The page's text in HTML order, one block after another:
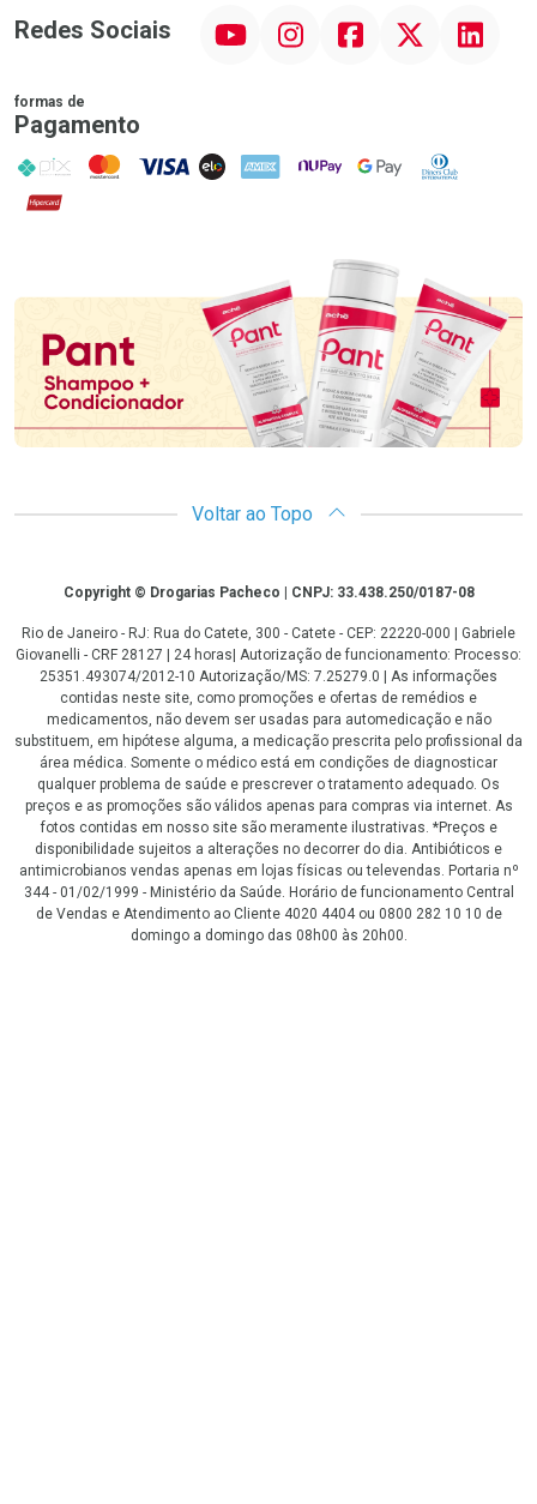
Redes Sociais InstagramFacebookTwitter Linkedin
formas de
Pagamento
PIX MasterCard
VISA ELO AMEX NuPay Google PayDiners Club
Hipercard
Promoção em Destaque
Voltar ao Topo
CopyrightCopyright © Drogarias Pacheco | CNPJ: 33.438.250/0187-08
Rio de Janeiro - RJ: Rua do Catete, 300 - Catete - CEP: 22220-000 | Gabriele
Giovanelli - CRF 28127 | 24 horas| Autorização de funcionamento: Processo:
25351.493074/2012-10 Autorização/MS: 7.25279.0 | As informações
contidas neste site, como promoções e ofertas de remédios e
medicamentos, não devem ser usadas para automedicação e não
substituem, em hipótese alguma, a medicação prescrita pelo profissional da
área médica. Somente o médico está em condições de diagnosticar
qualquer problema de saúde e prescrever o tratamento adequado. Os
preços e as promoções são válidos apenas para compras via internet. As
fotos contidas em nosso site são meramente ilustrativas. *Preços e
disponibilidade sujeitos a alterações no decorrer do dia. Antibióticos e
antimicrobianos vendas apenas em lojas físicas ou televendas. Portaria nº
344 - 01/02/1999 - Ministério da Saúde. Horário de funcionamento Central
de Vendas e Atendimento ao Cliente 4020 4404 ou 0800 282 10 10 de
domingo a domingo das 08h00 às 20h00.